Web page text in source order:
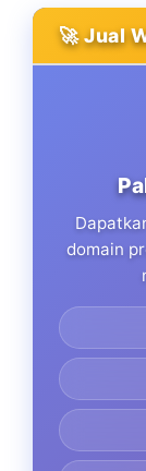
🚀 Jual
domain